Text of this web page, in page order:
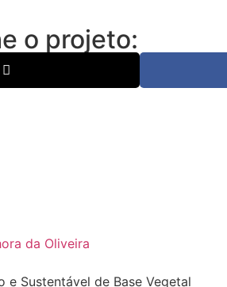
o projeto:
da Oliveira
e Sustentável de Base Vegetal